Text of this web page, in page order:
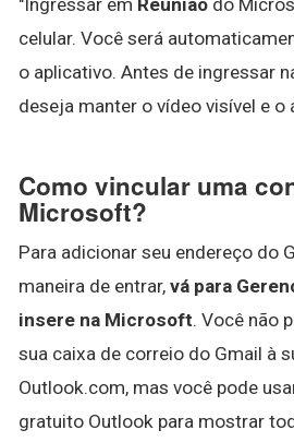
celular. Você será
o aplicativo. Antes de ingressar
deseja manter o vídeo visível e o
Como vincular uma
Microsoft?
Para adicionar seu endereço do
maneira de entrar, vá para
insere na Microsoft. Você não
sua caixa de correio do Gmail à
Outlook.com, mas você pode
gratuito Outlook para mostrar